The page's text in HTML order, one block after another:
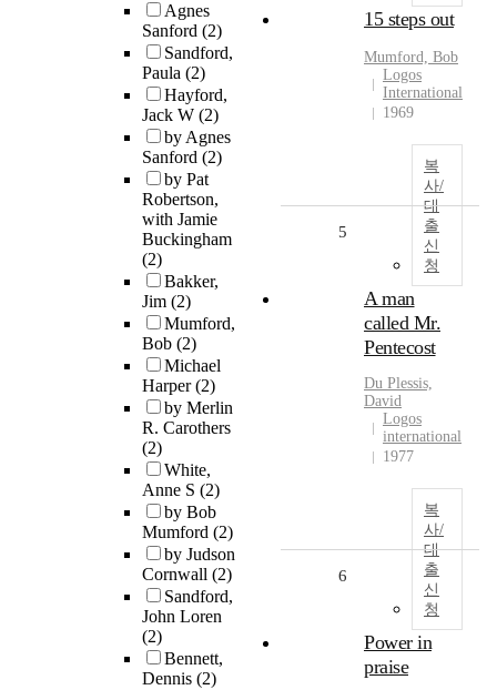
Agnes
Sanford (2)
Sandford,
Paula (2)
Hayford,
Jack W (2)
by Agnes
Sanford (2)
by Pat
Robertson,
with Jamie
Buckingham
(2)
Bakker,
Jim (2)
Mumford,
Bob (2)
Michael
Harper(2)
by Merlin
R. Carothers
(2)
White,
Anne S (2)
by Bob
Mumford (2)
by Judson
Cornwall (2)
Sandford,
John Loren
(2)
Bennett,
Dennis (2)
15 steps out
Mumford, Bob
Logos
International
1969
복
사/
대
출
신
청
5
A man
called Mr.
Pentecost
Du Plessis,
David
Logos
international
1977
복
사/
대
출
신
청
6
Power in
praise